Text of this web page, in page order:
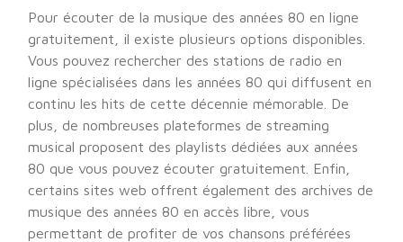
Pour écouter de la musique des années 80 en ligne
gratuitement, il existe plusieurs options disponibles.
Vous pouvez rechercher des stations de radio en
ligne spécialisées dans les années 80 qui diffusent en
continu les hits de cette décennie mémorable. De
plus, de nombreuses plateformes de streaming
musical proposent des playlists dédiées aux années
80 que vous pouvez écouter gratuitement. Enfin,
certains sites web offrent également des archives de
musique des années 80 en accès libre, vous
permettant de profiter de vos chansons préférées